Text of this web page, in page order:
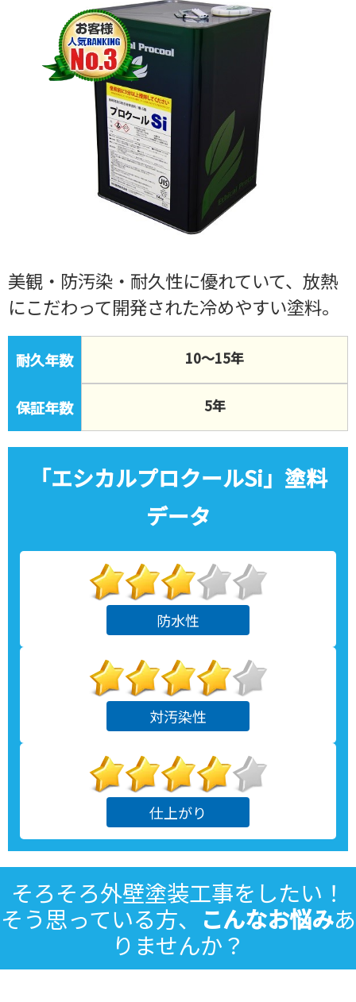
美観・防汚染・耐久性に優れていて、放熱
にこだわって開発された冷めやすい塗料。
耐久年数 10〜15年
保証年数 5年
「エシカルプロクールSi」塗料
データ
防水性
対汚染性
仕上がり
そろそろ外壁塗装工事をしたい！
そう思っている方、 こんなお悩みあ
りませんか？